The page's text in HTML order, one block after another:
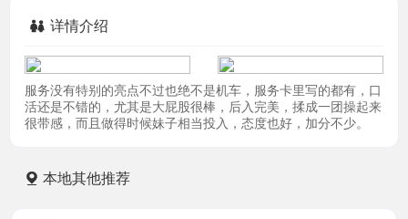
详情介绍
服务没有特别的亮点不过也绝不是机车，服务卡里写的都有，口
活还是不错的，尤其是大屁股很棒，后入完美，揉成一团操起来
很带感，而且做得时候妹子相当投入，态度也好，加分不少。
本地其他推荐